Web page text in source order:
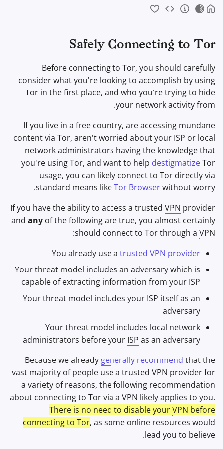
ח
ש
Protections provided by
מקורות נוספים
Authentication
צוברי חדשות
פנקס רשימות
מנהלי סיסמאות
Pastebins
תקשורת בזמן אמת
Social Networks
Safely Connecting to Tor
Before connecting to Tor, you should carefully
consider what you're looking to accomplish by using
Tor in the first place, and who you're trying to hide
your network activity from.
If you live in a free country, are accessing mundane
content via Tor, aren't worried about your ISP or local
network administrators having the knowledge that
you're using Tor, and want to help destigmatizeTor
usage, you can likely connect to Tor directly via
standard means likeTor Browserwithout worry.
If you have the ability to access a trusted VPN provider
and any of the following are true, you almost certainly
should connect to Tor through a VPN
:
You already use a trusted VPN provider
Your threat model includes an adversary which is
capable of extracting information from your ISP
Your threat model includes your ISP itself as an
adversary
Your threat model includes local network
administrators before your ISP as an adversary
Because we already generally recommend that the
vast majority of people use a trusted VPN provider for
a variety of reasons, the following recommendation
about connecting to Tor via a VPN likely applies to you.
There is no need to disable yourVPN before
connecting to Tor, as some online resources would
lead you to believe.